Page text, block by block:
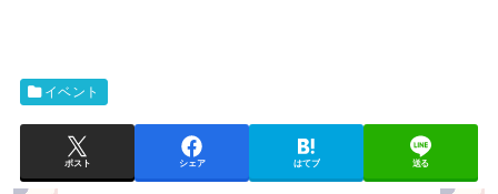
イベント
ポスト シェア はてブ 送る